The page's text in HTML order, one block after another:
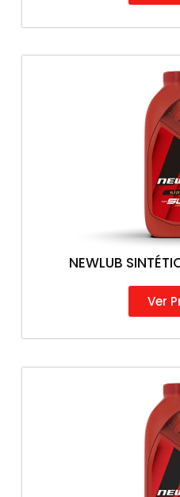
NEWLUB
Ver